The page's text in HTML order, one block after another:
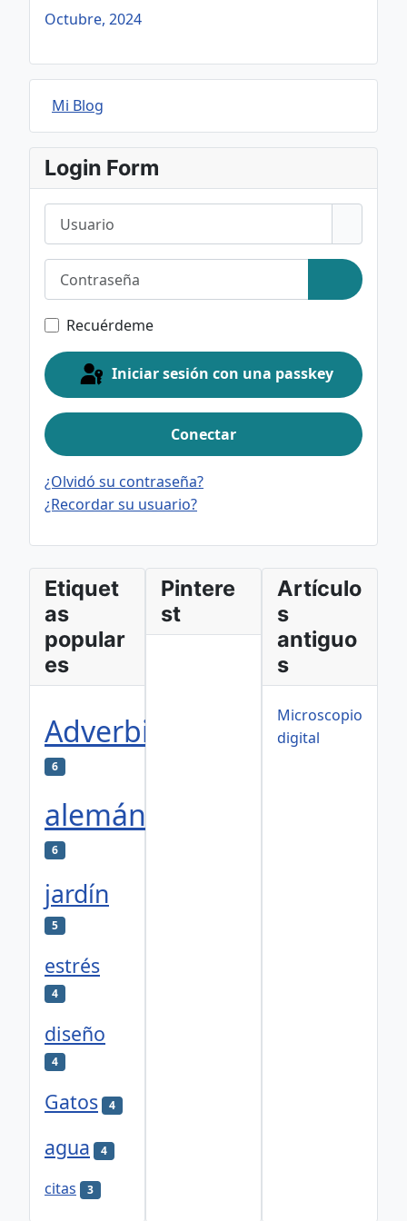
Octubre, 2024
Mi Blog
Login Form
Mostrar
Recuérdeme
Iniciar sesión con una passkey
Conectar
¿Olvidó su contraseña?
¿Recordar su usuario?
Etiquet
as
popular
es
Adverbios
6
alemán
6
jardín
5
estrés
4
diseño
4
Gatos 4
agua 4
citas 3
Pintere
st
Artículo
s
antiguo
s
Microscopio
digital